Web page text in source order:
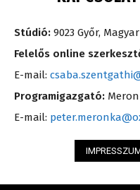
Stúdió: 9023 Győr,
Felelős online
E-mail:
Programigazgató:
E-mail: